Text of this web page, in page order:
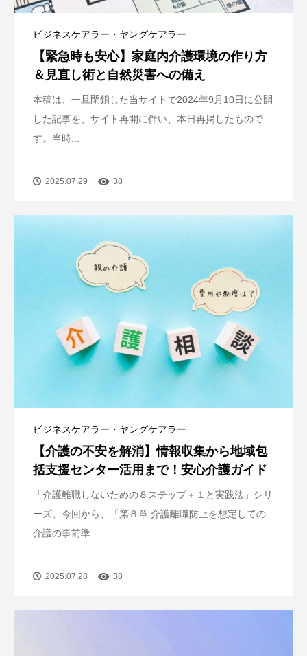
ビジネスケアラー・ヤングケアラー
【緊急時も安心】家庭内介護環境の作り方
＆見直し術と自然災害への備え
本稿は、一旦閉鎖した当サイトで2024年9月10日に公開
した記事を、サイト再開に伴い、本日再掲したもので
す。当時...
2025.07.29 38
ビジネスケアラー・ヤングケアラー
【介護の不安を解消】情報収集から地域包
括支援センター活用まで！安心介護ガイド
「介護離職しないための８ステップ＋１と実践法」シリ
ーズ。今回から、「第８章 介護離職防止を想定しての
介護の事前準...
2025.07.28 38